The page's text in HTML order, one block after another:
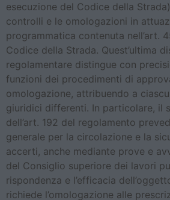
esecuzione del Codice della
controlli e le omologazioni in
programmatica contenuta nell’art.
Codice della Strada. Quest’ultima
regolamentare distingue con
funzioni dei procedimenti di
omologazione, attribuendo a
giuridici differenti. In particolare, il
dell’art. 192 del regolamento
generale per la circolazione e la
accerti, anche mediante prove e
del Consiglio superiore dei lavori
rispondenza e l’efficacia
richiede l’omologazione alle